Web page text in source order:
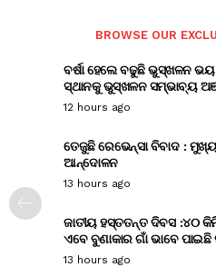
BROWSE OUR
ବର୍ଷା ହେଲେ ବଢୁଛି ଭୁସ୍ଖଳନ
ସ୍ଥାନକୁ ଭୁସ୍ଖଳନ ସମ୍ଭାବ୍ୟ
12 hours ago
ତେଜୁଛି ରେଭେନ୍ସା ବିବାଦ :
ଆନ୍ଦୋଳନ
13 hours ago
ଜାତୀୟ ହସ୍ତତନ୍ତ ଦିବସ :୪୦
ଏବେ ବୁଣାକାର ଗାଁ ଭାବେ
13 hours ago